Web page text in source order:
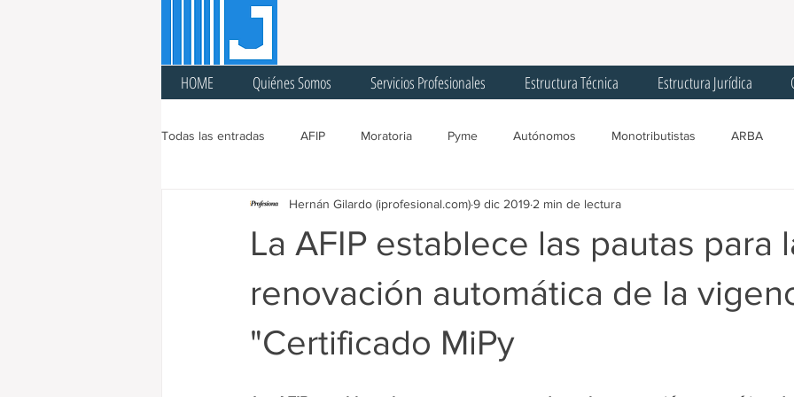
HOME Quiénes Somos Servicios Profesionales Estructura Técnica Estructura Jurídica
Todas las entradas AFIP Moratoria Pyme Autónomos Monotributistas ARBA
Ingresos Brutos Sellos Agentes de Recaudación Licencias
Registro Único Tributario
Cargas Patronales SIPA AGIP
La AFIP establece las pautas para
renovación automática de la
"Certificado MiPy
Hernán Gilardo (iprofesional.com)9 dic 2019 2 min de lectura